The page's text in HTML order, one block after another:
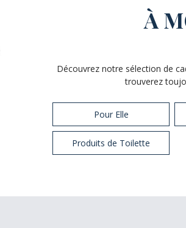
À
Découvrez notre sélection de
trouverez
Pour Elle
Produits de Toilette